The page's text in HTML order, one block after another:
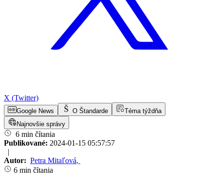
X (Twitter)
Google News O Štandarde
Téma týždňa
Najnovšie správy
6 min čítania
Publikované: 2024-01-15 05:57:57
|
Autor: Petra Mitaľová,
6 min čítania